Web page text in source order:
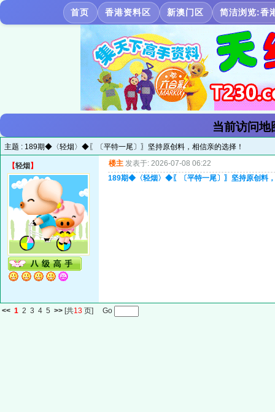
首页 香港资料区 新澳门区 简洁浏览:香
当前访问地
主题 : 189期◆〈轻烟〉◆〖〔平特一尾〕〗坚持原创料，相信亲的选择！
【轻烟 】 楼主 发表于: 2026-07-08 06:22
189期◆〈轻烟〉◆〖〔平特一尾〕〗坚持原创料
<< 1 2 3 4 5 >> [共13 页] Go